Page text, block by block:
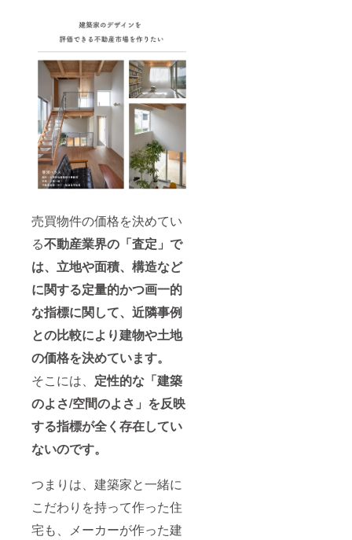
売買物件の価格を決めてい
る不動産業界の「査定」で
は、立地や面積、構造など
に関する定量的かつ画一的
な指標に関して、近隣事例
との比較により建物や土地
の価格を決めています。
そこには、 定性的な「建築
のよさ/空間のよさ」を反映
する指標が全く存在してい
ないのです。
つまりは、建築家と一緒に
こだわりを持って作った住
宅も、メーカーが作った建